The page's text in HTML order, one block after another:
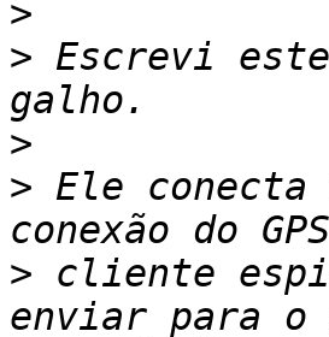
>
> Escrevi este
>
> Ele conecta
> cliente